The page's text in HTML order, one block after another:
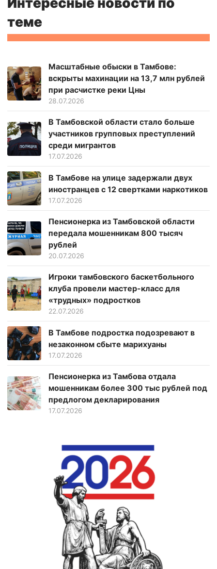
теме
Масштабные обыски в Тамбове:
вскрыты махинации на 13,7 млн рублей
при расчистке реки Цны
28.07.2026
В Тамбовской области стало больше
участников групповых преступлений
среди мигрантов
17.07.2026
В Тамбове на улице задержали двух
иностранцев с 12 свертками наркотиков
17.07.2026
Пенсионерка из Тамбовской области
передала мошенникам 800 тысяч
рублей
20.07.2026
Игроки тамбовского баскетбольного
клуба провели мастер-класс для
«трудных» подростков
22.07.2026
В Тамбове подростка подозревают в
незаконном сбыте марихуаны
17.07.2026
Пенсионерка из Тамбова отдала
мошенникам более 300 тыс рублей под
предлогом декларирования
17.07.2026